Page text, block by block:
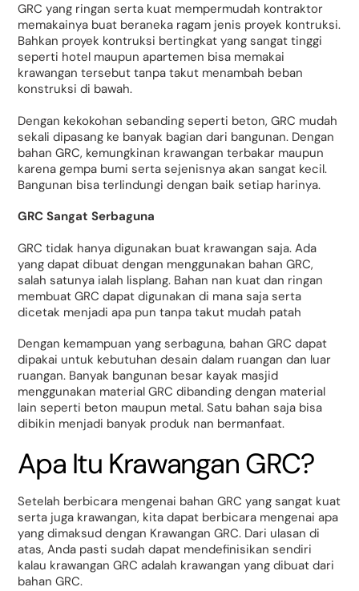
GRC yang ringan serta kuat mempermudah kontraktor
memakainya buat beraneka ragam jenis proyek kontruksi.
Bahkan proyek kontruksi bertingkat yang sangat tinggi
seperti hotel maupun apartemen bisa memakai
krawangan tersebut tanpa takut menambah beban
konstruksi di bawah.
Dengan kekokohan sebanding seperti beton, GRC mudah
sekali dipasang ke banyak bagian dari bangunan. Dengan
bahan GRC, kemungkinan krawangan terbakar maupun
karena gempa bumi serta sejenisnya akan sangat kecil.
Bangunan bisa terlindungi dengan baik setiap harinya.
GRC Sangat Serbaguna
GRC tidak hanya digunakan buat krawangan saja. Ada
yang dapat dibuat dengan menggunakan bahan GRC,
salah satunya ialah lisplang. Bahan nan kuat dan ringan
membuat GRC dapat digunakan di mana saja serta
dicetak menjadi apa pun tanpa takut mudah patah
Dengan kemampuan yang serbaguna, bahan GRC dapat
dipakai untuk kebutuhan desain dalam ruangan dan luar
ruangan. Banyak bangunan besar kayak masjid
menggunakan material GRC dibanding dengan material
lain seperti beton maupun metal. Satu bahan saja bisa
dibikin menjadi banyak produk nan bermanfaat.
Apa Itu Krawangan GRC?
Setelah berbicara mengenai bahan GRC yang sangat kuat
serta juga krawangan, kita dapat berbicara mengenai apa
yang dimaksud dengan Krawangan GRC. Dari ulasan di
atas, Anda pasti sudah dapat mendefinisikan sendiri
kalau krawangan GRC adalah krawangan yang dibuat dari
bahan GRC.